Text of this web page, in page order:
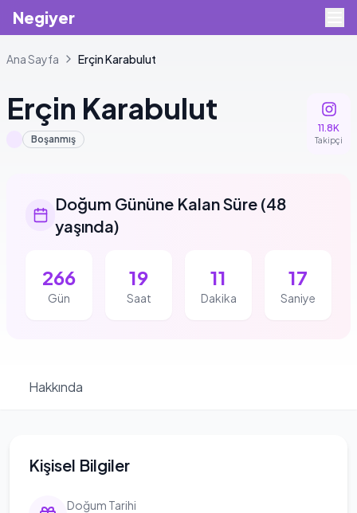
Negiyer
Ana Sayfa ErçinKarabulut
Erçin Karabulut
Boşanmış
11.8K
Takipçi
Doğum Gününe Kalan Süre (48
yaşında)
266
Gün
19
Saat
11
Dakika
16
Saniye
Hakkında
Kişisel Bilgiler
Doğum Tarihi